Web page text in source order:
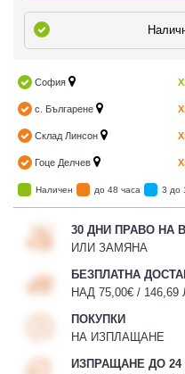
ЕКИПИРОВКА
София
с. Българене
Склад Линсон
Гоце Делчев
Наличен до 48 часа 3 до
30 ДНИ ПРАВО НА
ИЛИ ЗАМЯНА
БЕЗПЛАТНА
НАД 75,00€ / 146,69
ПОКУПКИ
НА ИЗПЛАЩАНЕ
ИЗПРАЩАНЕ ДО 24